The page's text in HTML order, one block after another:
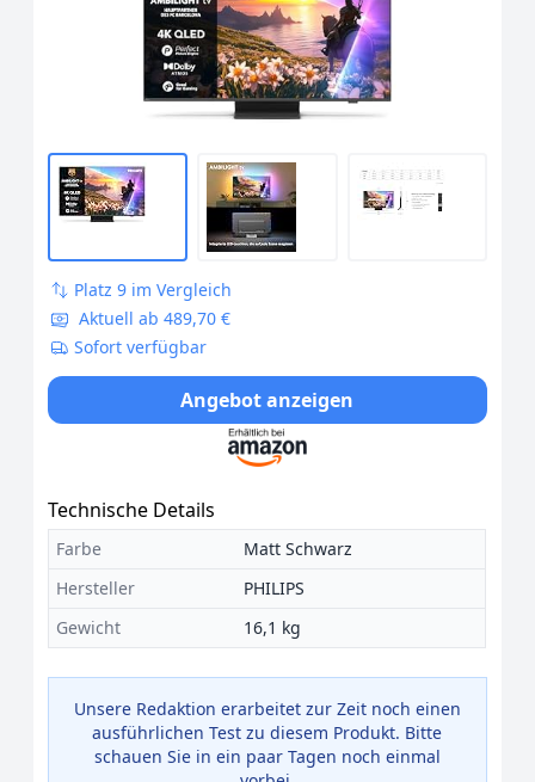
Platz 9 im Vergleich
Aktuell ab 489,70 €
Sofort verfügbar
Angebot anzeigen
Technische Details
Farbe
Matt Schwarz
Hersteller
PHILIPS
Gewicht
16,1 kg
Unsere Redaktion erarbeitet zur Zeit noch einen
ausführlichen Test zu diesem Produkt. Bitte
schauen Sie in ein paar Tagen noch einmal